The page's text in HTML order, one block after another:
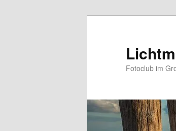
Fotoclub im